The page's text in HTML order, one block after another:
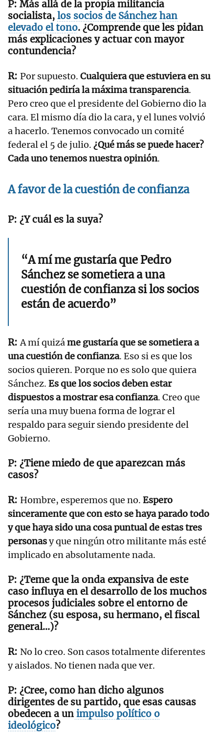
Más allá de la propia militancia
socialista, los socios de Sánchez han
elevado el tono. ¿Comprende que les pidan
más explicaciones y actuar con mayor
contundencia?
Por supuesto. Cualquiera que estuviera en su
situación pediría la máxima transparencia.
Pero creo que el presidente del Gobierno dio la
cara. El mismo día dio la cara, y el lunes volvió
a hacerlo. Tenemos convocado un comité
federal el 5 de julio. ¿Qué más se puede hacer?
Cada uno tenemos nuestra opinión.
A favor de la cuestión de confianza
¿Y cuál es la suya?
“A mí me gustaría que Pedro
Sánchez se sometiera a una
cuestión de confianza si los socios
están de acuerdo”
A mí quizáme gustaría que se sometiera a
una cuestión de confianza. Eso si es que los
socios quieren. Porque no es solo que quiera
Sánchez. Es que los socios deben estar
dispuestos a mostrar esa confianza. Creo que
sería una muy buena forma de lograr el
respaldo para seguir siendo presidente del
Gobierno.
¿Tiene miedo de que aparezcan más
casos?
Hombre, esperemos que no. Espero
sinceramente que con esto se haya parado todo
y que haya sido una cosa puntual de estas tres
personasy que ningún otro militante más esté
implicado en absolutamente nada.
¿Teme que la onda expansiva de este
caso influya en el desarrollo de los muchos
procesos judiciales sobre el entorno de
Sánchez (su esposa, su hermano, el fiscal
general...)?
No lo creo. Son casos totalmente diferentes
y aislados. No tienen nada que ver.
¿Cree, como han dicho algunos
dirigentes de su partido, que esas causas
obedecen a un impulso político o
ideológico?